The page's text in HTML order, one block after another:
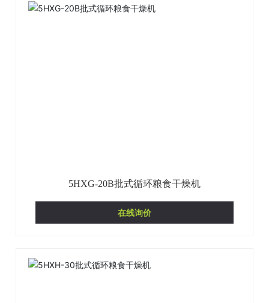
5HXG-20B批式循环粮食干燥机
在线询价